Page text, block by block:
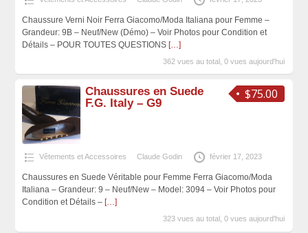
Chaussure Verni Noir Ferra Giacomo/Moda Italiana pour Femme –
Grandeur: 9B – Neuf/New (Démo) – Voir Photos pour Condition et
Détails – POUR TOUTES QUESTIONS […]
362 vues au total, 0 vues aujourd'hui
$75.00
Chaussures en Suede
F.G. Italy – G9
Vêtements et Accessoires Claude Godin février 17, 2023
Chaussures en Suede Véritable pour Femme Ferra Giacomo/Moda
Italiana – Grandeur: 9 – Neuf/New – Model: 3094 – Voir Photos pour
Condition et Détails – […]
323 vues au total, 0 vues aujourd'hui